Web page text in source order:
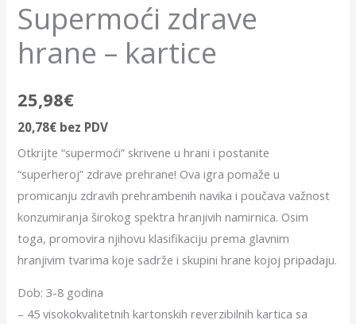
Supermoći zdrave
hrane – kartice
25,98€
20,78€ bez PDV
Otkrijte “supermoći” skrivene u hrani i postanite
“superheroj” zdrave prehrane! Ova igra pomaže u
promicanju zdravih prehrambenih navika i poučava važnost
konzumiranja širokog spektra hranjivih namirnica. Osim
toga, promovira njihovu klasifikaciju prema glavnim
hranjivim tvarima koje sadrže i skupini hrane kojoj pripadaju.
Dob: 3-8 godina
– 45 visokokvalitetnih kartonskih reverzibilnih kartica sa